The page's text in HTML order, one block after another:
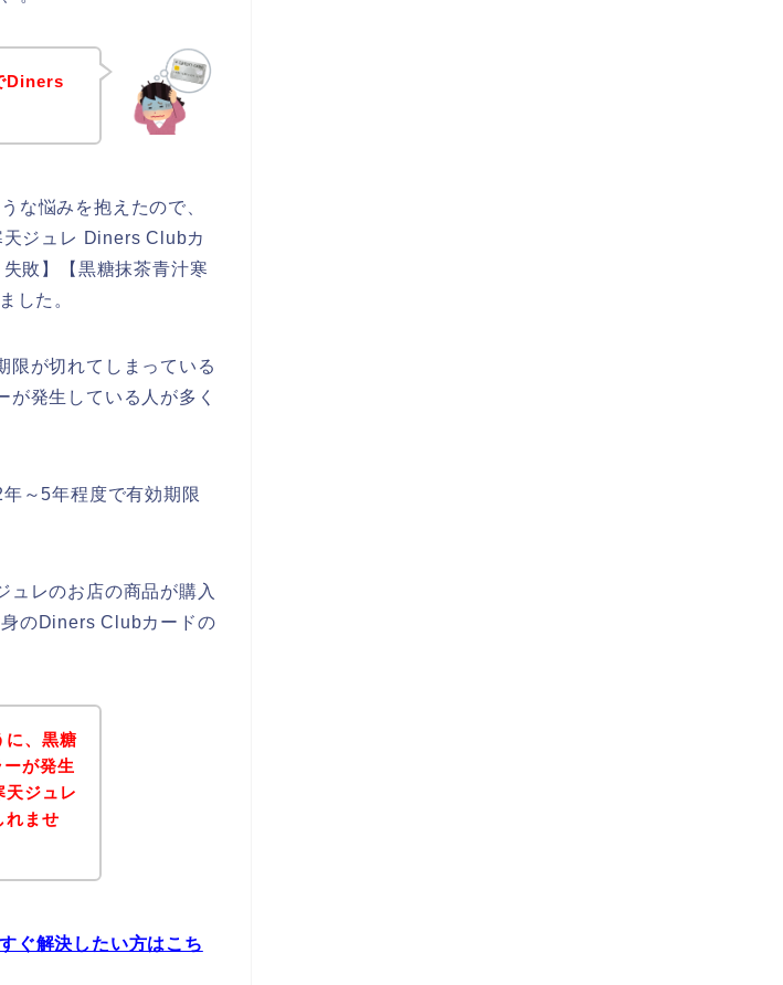
Diners
な悩みを抱えたので、
ジュレ Diners Clubカ
敗】【黒糖抹茶青汁寒
した。
限が切れてしまっている
発生している人が多く
～5年程度で有効期限
レのお店の商品が購入
のDiners Clubカードの
に、黒糖
が発生
天ジュレ
れませ
ぐ解決したい方はこち